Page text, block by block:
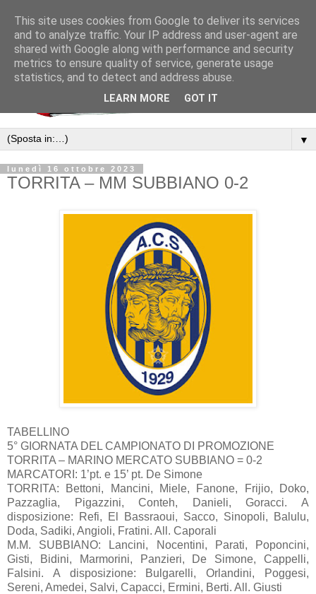
▼
lunedì 16 ottobre 2023
TORRITA – MM SUBBIANO 0-2
TABELLINO
5° GIORNATA DEL CAMPIONATO DI PROMOZIONE
TORRITA – MARINO MERCATO SUBBIANO = 0-2
MARCATORI: 1’pt. e 15’ pt. De Simone
TORRITA: Bettoni, Mancini, Miele, Fanone, Frijio, Doko,
Pazzaglia, Pigazzini, Conteh, Danieli, Goracci. A
disposizione: Refi, El Bassraoui, Sacco, Sinopoli, Balulu,
Doda, Sadiki, Angioli, Fratini. All. Caporali
M.M. SUBBIANO: Lancini, Nocentini, Parati, Poponcini,
Gisti, Bidini, Marmorini, Panzieri, De Simone, Cappelli,
Falsini. A disposizione: Bulgarelli, Orlandini, Poggesi,
Sereni, Amedei, Salvi, Capacci, Ermini, Berti. All. Giusti
This site uses cookies from Google to deliver its services
and to analyze traffic. Your IP address and user-agent are
shared with Google along with performance and security
metrics to ensure quality of service, generate usage
statistics, and to detect and address abuse.
LEARN MORE GOT IT